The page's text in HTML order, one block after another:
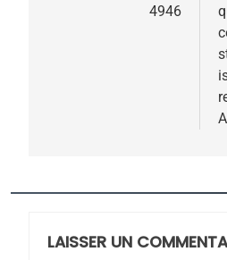
4946
LAISSER UN
2025,
rapport
FRANCE ISRAÉL